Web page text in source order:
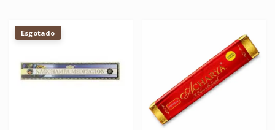
Esgotado